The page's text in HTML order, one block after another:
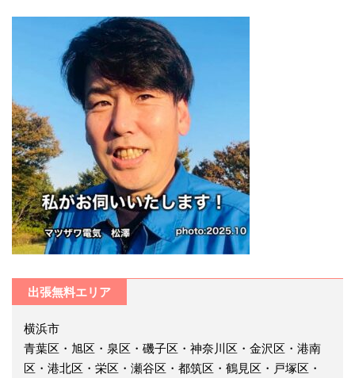
出張無料エリア
横浜市
青葉区・旭区・泉区・磯子区・神奈川区・金沢区・港南
区・港北区・栄区・瀬谷区・都筑区・鶴見区・戸塚区・